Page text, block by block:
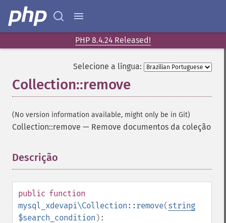
PHP 8.4.24 Released!
Selecione a língua:
Collection::remove
(No version information available, might only be in Git)
Collection::remove — Remove documentos da coleção
Descrição
public function
mysql_xdevapi\Collection::remove(string
$search_condition ):